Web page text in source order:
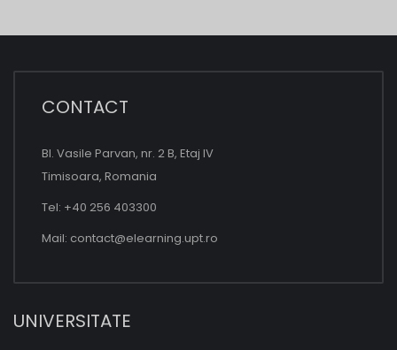
CONTACT
Bl. Vasile Parvan, nr. 2 B, Etaj IV
Timisoara, Romania
Tel: +40 256 403300
Mail: contact@elearning.upt.ro
UNIVERSITATE